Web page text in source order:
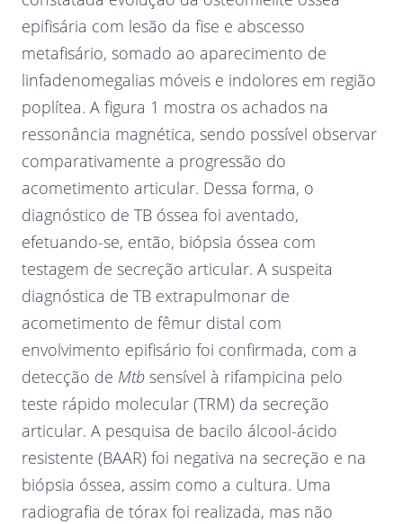
epifisária com lesão da fise e abscesso
metafisário, somado ao aparecimento de
linfadenomegalias móveis e indolores em região
poplítea. A figura 1 mostra os achados na
ressonância magnética, sendo possível observar
comparativamente a progressão do
acometimento articular. Dessa forma, o
diagnóstico de TB óssea foi aventado,
efetuando-se, então, biópsia óssea com
testagem de secreção articular. A suspeita
diagnóstica de TB extrapulmonar de
acometimento de fêmur distal com
envolvimento epifisário foi confirmada, com a
detecção de Mtb sensível à rifampicina pelo
teste rápido molecular (TRM) da secreção
articular. A pesquisa de bacilo álcool-ácido
resistente (BAAR) foi negativa na secreção e na
biópsia óssea, assim como a cultura. Uma
radiografia de tórax foi realizada, mas não